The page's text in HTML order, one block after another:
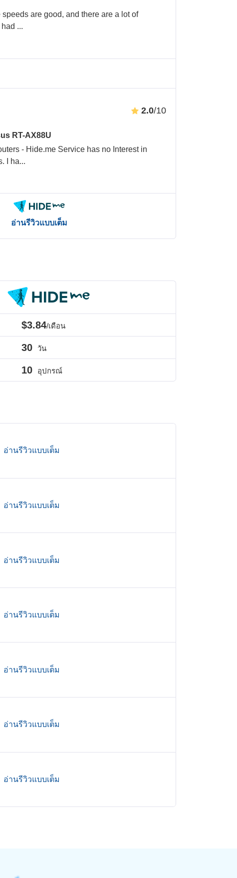
speeds are good, and there are a lot of
...
2.0/10
RT-AX88U
- Hide.me Service has no Interest in
I ha...
อ่านรีวิวแบบเต็ม
$3.84/เดือน
30 วัน
10 อุปกรณ์
อ่านรีวิวแบบเต็ม
อ่านรีวิวแบบเต็ม
อ่านรีวิวแบบเต็ม
อ่านรีวิวแบบเต็ม
อ่านรีวิวแบบเต็ม
อ่านรีวิวแบบเต็ม
อ่านรีวิวแบบเต็ม